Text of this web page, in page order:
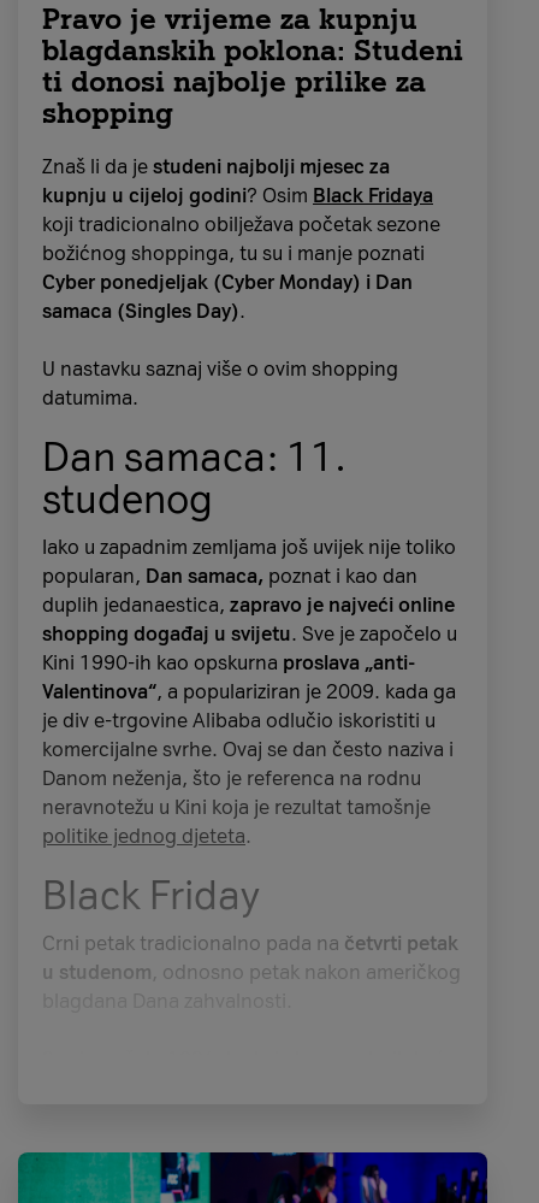
Pravo je vrijeme za kupnju
blagdanskih poklona: Studeni
ti donosi najbolje prilike za
shopping
Znaš li da je studeni najbolji mjesec za
kupnju u cijeloj godini? Osim Black Fridaya
koji tradicionalno obilježava početak sezone
božićnog shoppinga, tu su i manje poznati
Cyber ponedjeljak (Cyber Monday) i Dan
samaca (Singles Day).
U nastavku saznaj više o ovim shopping
datumima.
Dan samaca: 11.
studenog
Iako u zapadnim zemljama još uvijek nije toliko
popularan, Dan samaca, poznat i kao dan
duplih jedanaestica, zapravo je najveći online
shopping događaj u svijetu. Sve je započelo u
Kini 1990-ih kao opskurna proslava „anti-
Valentinova“, a populariziran je 2009. kada ga
je div e-trgovine Alibaba odlučio iskoristiti u
komercijalne svrhe. Ovaj se dan često naziva i
Danom neženja, što je referenca na rodnu
neravnotežu u Kini koja je rezultat tamošnje
politike jednog djeteta.
Black Friday
Crni petak tradicionalno pada na četvrti petak
u studenom, odnosno petak nakon američkog
Nisu ni slutili da će tradicionalna promotivna